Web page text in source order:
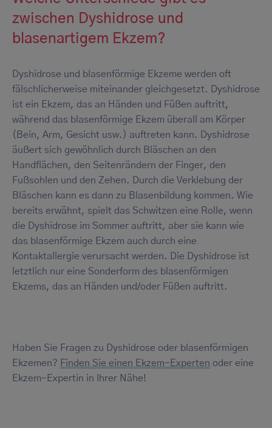
zwischen Dyshidrose und
blasenartigem Ekzem?
Dyshidrose und blasenförmige Ekzeme werden oft
fälschlicherweise miteinander gleichgesetzt. Dyshidrose
ist ein Ekzem, das an Händen und Füßen auftritt,
während das blasenförmige Ekzem überall am Körper
(Bein, Arm, Gesicht usw.) auftreten kann. Dyshidrose
äußert sich gewöhnlich durch Bläschen an den
Handflächen, den Seitenrändern der Finger, den
Fußsohlen und den Zehen. Durch die Verklebung der
Bläschen kann es dann zu Blasenbildung kommen. Wie
bereits erwähnt, spielt das Schwitzen eine Rolle, wenn
die Dyshidrose im Sommer auftritt, aber sie kann wie
das blasenförmige Ekzem auch durch eine
Kontaktallergie verursacht werden. Die Dyshidrose ist
letztlich nur eine Sonderform des blasenförmigen
Ekzems, das an Händen und/oder Füßen auftritt.
Haben Sie Fragen zu Dyshidrose oder blasenförmigen
Ekzemen? Finden Sie einen Ekzem-Experten oder eine
Ekzem-Expertin in Ihrer Nähe!